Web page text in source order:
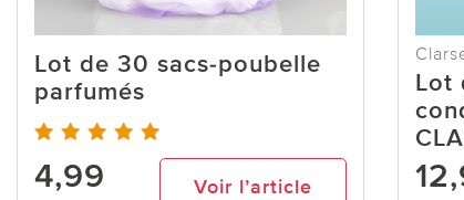
Lot de 30 sacs-poubelle
parfumés
4,99 Voir l’article
Lot